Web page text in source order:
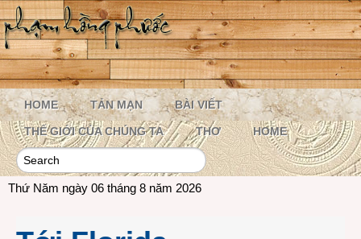
HOME TẢN MẠN BÀI VIẾT
THẾ GIỚI CỦA CHÚNG TA THƠ HOME
Thứ Năm ngày 06 tháng 8 năm 2026